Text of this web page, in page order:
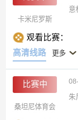
意
卡米尼罗斯
观看比赛：
高清线路
更多
比赛中
朱
桑坦尼体育会